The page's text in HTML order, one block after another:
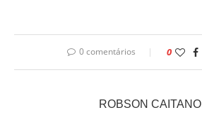
0 comentários 0
ROBSON CAITANO